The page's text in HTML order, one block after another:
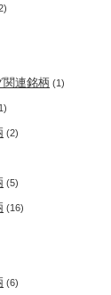
関連銘柄 (1)
(2)
(5)
(16)
(6)